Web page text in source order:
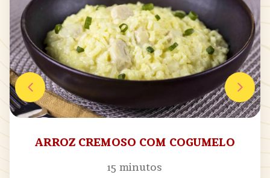
ARROZ CREMOSO COM COGUMELO
15 minutos